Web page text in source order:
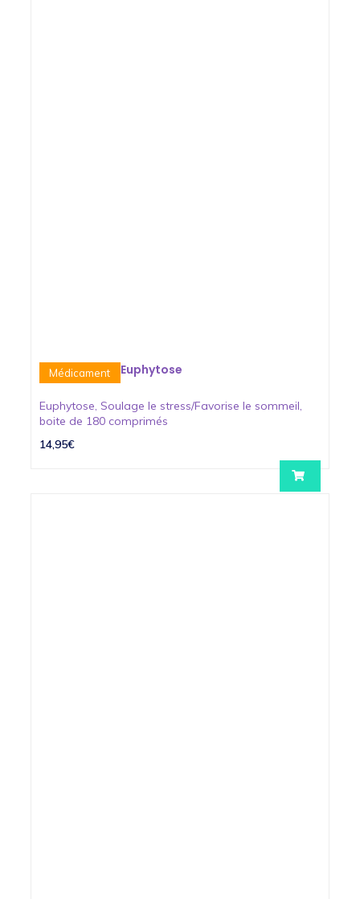
Médicament Euphytose
Euphytose, Soulage le stress/Favorise le sommeil,
boite de 180 comprimés
14,95€